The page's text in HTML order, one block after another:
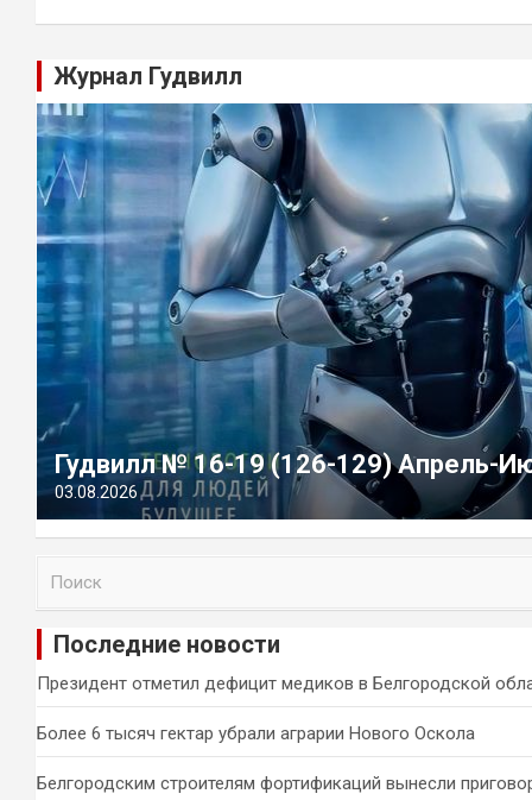
Журнал Гудвилл
Гудвилл № 16-19 (126-129) Апрель-
03.08.2026
и
Последние новости
Президент отметил дефицит медиков в Белгородской
Более 6 тысяч гектар убрали аграрии Нового Оскола
Белгородским строителям фортификаций вынесли